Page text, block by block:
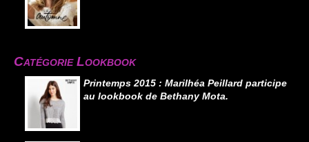
Catégorie Lookbook
Printemps 2015 : Marilhéa Peillard participe
au lookbook de Bethany Mota.